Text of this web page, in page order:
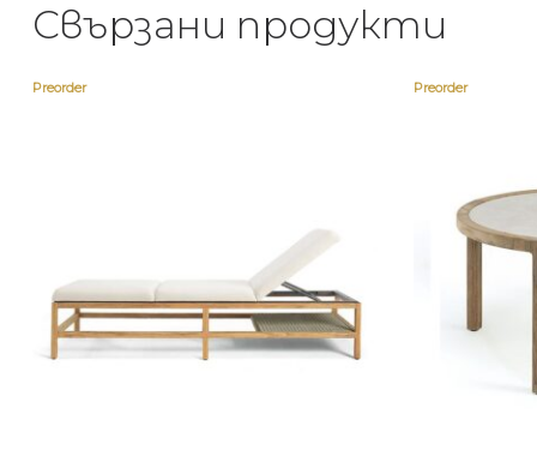
Свързани продукти
Preorder Preorder